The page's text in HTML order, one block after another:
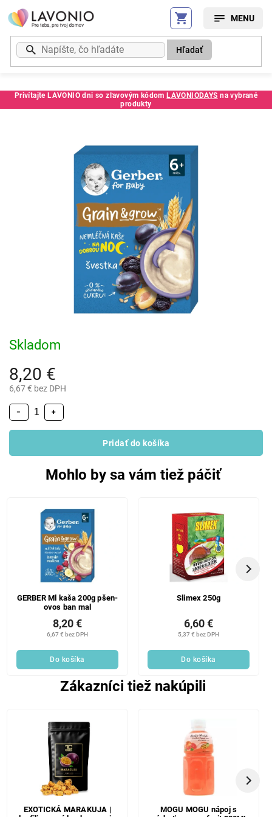
Prejsť
na
obsah
Privítajte LAVONIO dni so zľavovým kódom LAVONIODAYS na vybrané
produkty
Hľadať
Kód: 278144SC
8,20 €
6,67 € bez DPH
Skladom
+
−
Pridať do košíka
Mohlo by sa vám tiež páčiť
GERBER Ml kaša 200g pšen-
ovos ban mal
6,67 € bez DPH
8,20 €
Do košíka
Slimex 250g
5,37 € bez DPH
6,60 €
Do košíka
Zákazníci tiež nakúpili
EXOTICKÁ MARAKUJA |
MOGU MOGU nápoj s